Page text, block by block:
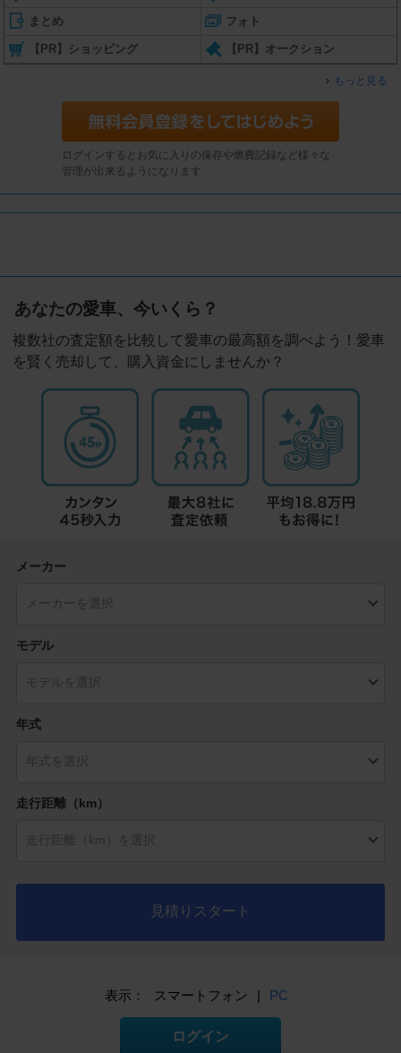
まとめ フォト
【PR】ショッピング 【PR】オークション
もっと見る
ログインするとお気に入りの保存や燃費記録など様々な
管理が出来るようになります
あなたの愛車、今いくら？
複数社の査定額を比較して愛車の最高額を調べよう！愛車
を賢く売却して、購入資金にしませんか？
メーカー
モデル
年式
走行距離（km）
見積りスタート
表示： スマートフォン | PC
ログイン